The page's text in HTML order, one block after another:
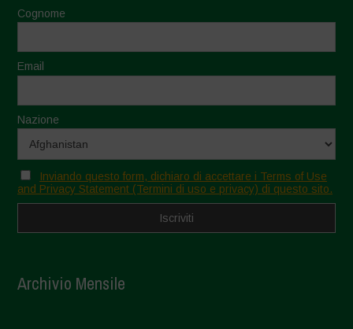
Cognome
Email
Nazione
Inviando questo form, dichiaro di accettare i Terms of Use
and Privacy Statement (Termini di uso e privacy) di questo sito.
Archivio Mensile